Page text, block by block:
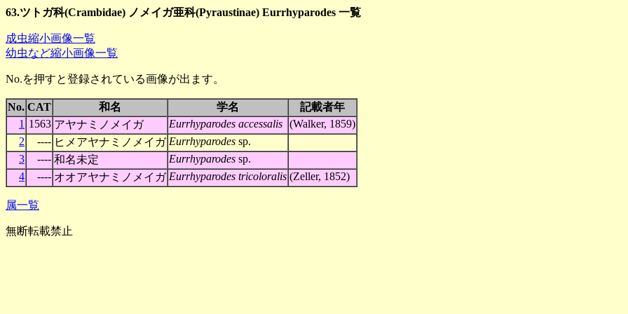
63.ツトガ科(Crambidae) ノメイガ亜科(Pyraustinae) Eurrhyparodes 一覧
成虫縮小画像一覧
幼虫など縮小画像一覧
No.を押すと登録されている画像が出ます。
No. CAT 和名 学名
記載者年
1 1563 アヤナミノメイガ Eurrhyparodes accessalis (Walker, 1859)
2
---- ヒメアヤナミノメイガ Eurrhyparodes sp.
3
---- 和名未定 Eurrhyparodes sp.
4
---- オオアヤナミノメイガ Eurrhyparodes tricoloralis (Zeller, 1852)
属一覧
無断転載禁止